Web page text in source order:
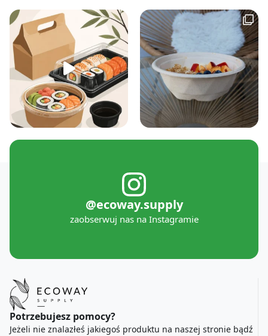
@ecoway.supply
zaobserwuj nas na Instagramie
Potrzebujesz pomocy?
Jeżeli nie znalazłeś jakiegoś produktu na naszej stronie bądź